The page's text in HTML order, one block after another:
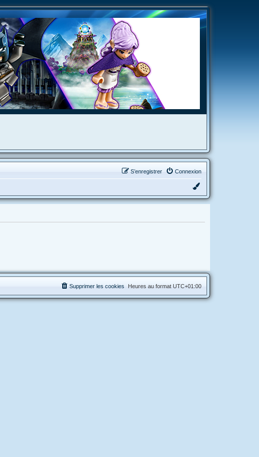
Connexion
S’enregistrer
Heures au format UTC+01:00
Supprimer les cookies